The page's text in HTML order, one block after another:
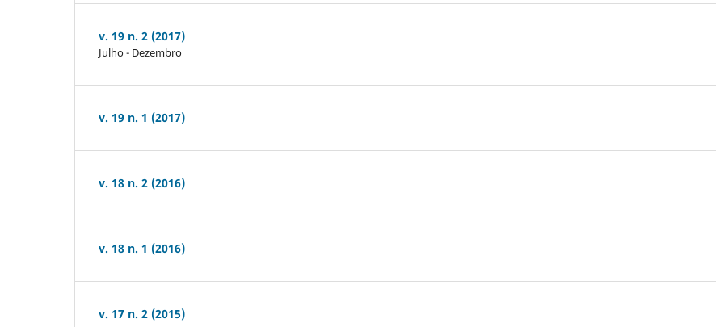
v. 19 n. 2 (2017)
Julho - Dezembro
v. 19 n. 1 (2017)
v. 18 n. 2 (2016)
v. 18 n. 1 (2016)
v. 17 n. 2 (2015)